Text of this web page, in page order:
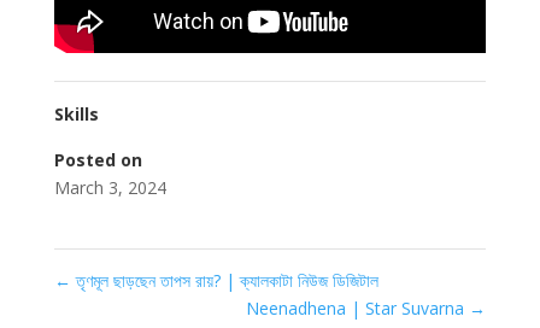
Skills
Posted on
March 3, 2024
← তৃণমূল ছাড়ছেন তাপস রায়? | ক্যালকাটা নিউজ ডিজিটাল
Neenadhena | Star Suvarna →